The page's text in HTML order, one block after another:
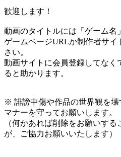
歓迎します！
動画のタイトルには「ゲーム名
ゲームページURLか制作者サ
さい。
動画サイトに会員登録してなく
ると助かります。
※ 誹謗中傷や作品の世界観を壊
マナーを守ってお願いします。
（何かあれば削除をお願いす
が、ご協力お願いいたします）